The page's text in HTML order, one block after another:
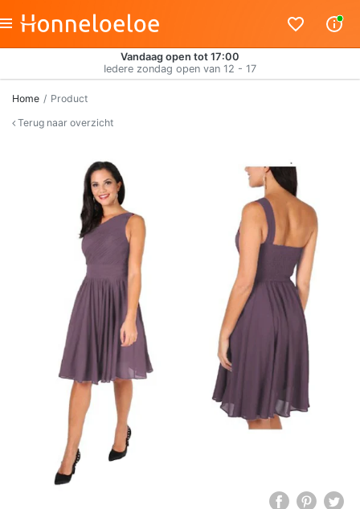
Vandaag open tot 17:00
Iedere zondag open van 12 - 17
Home
Product
Terug naar overzicht